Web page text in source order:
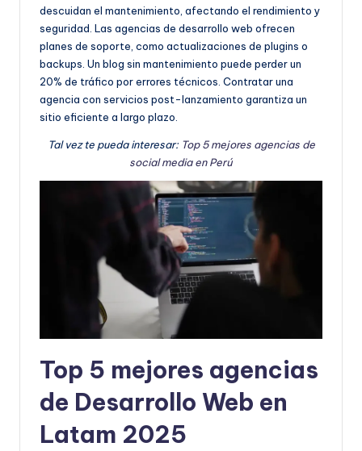
descuidan el mantenimiento, afectando el rendimiento y
seguridad. Las agencias de desarrollo web ofrecen
planes de soporte, como actualizaciones de plugins o
backups. Un blog sin mantenimiento puede perder un
20% de tráfico por errores técnicos. Contratar una
agencia con servicios post-lanzamiento garantiza un
sitio eficiente a largo plazo.
Tal vez te pueda interesar: Top 5 mejores agencias de
social media en Perú
Top 5 mejores agencias
de Desarrollo Web en
Latam 2025